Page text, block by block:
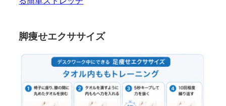
脚痩せエクササイズ